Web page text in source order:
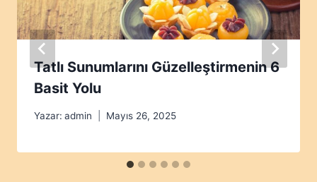
Tatlı Sunumlarını Güzelleştirmenin 6
Basit Yolu
Yazar: admin Mayıs 26, 2025